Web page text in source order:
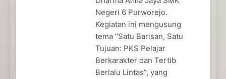
Negeri 6 Purworejo.
Kegiatan ini mengusung
tema “Satu Barisan, Satu
Tujuan: PKS Pelajar
Berkarakter dan Tertib
Berlalu Lintas”, yang